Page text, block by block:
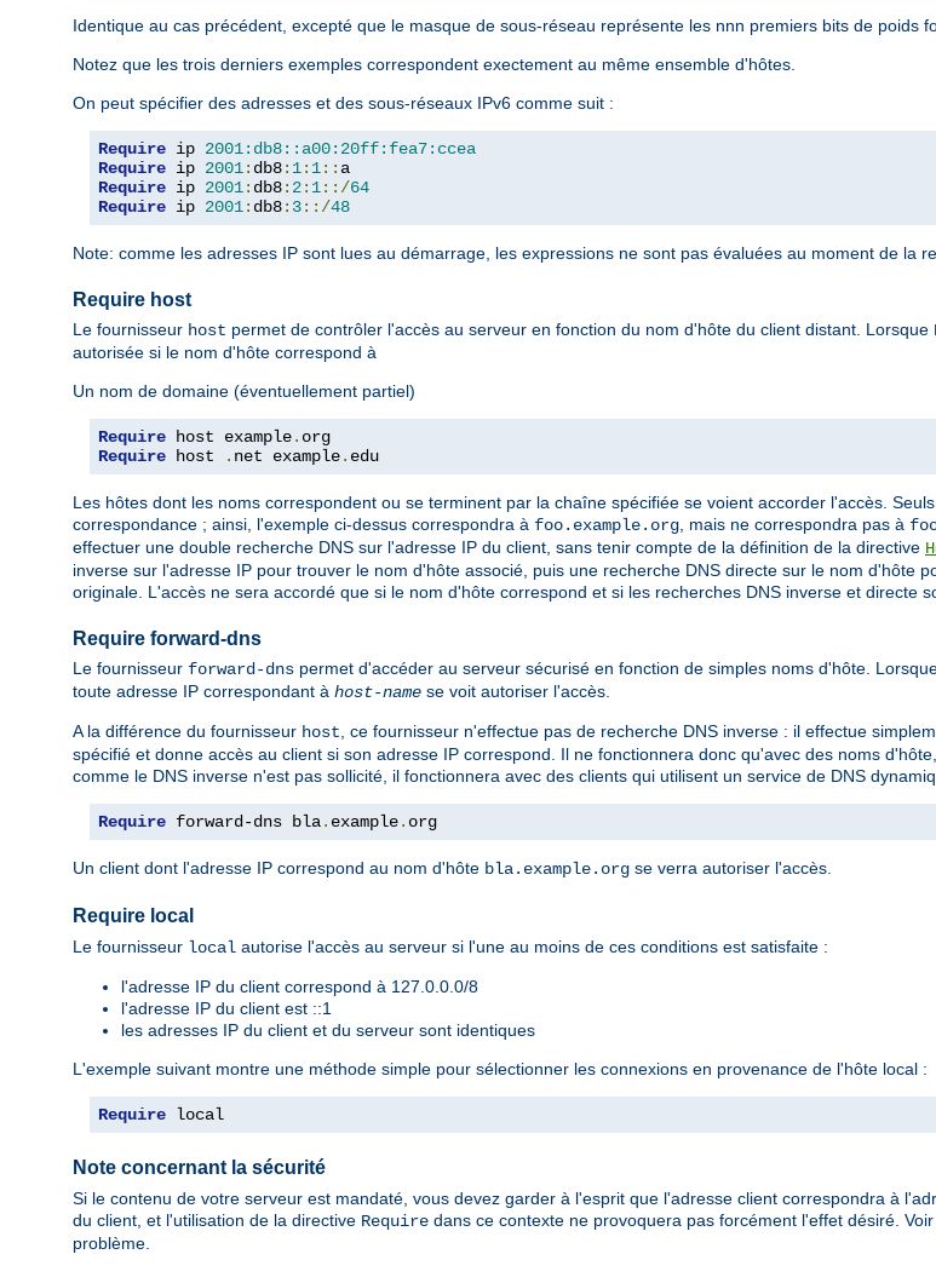
Identique au cas précédent, excepté que le masque de sous-réseau représente les nnn premiers bits de poids
Notez que les trois derniers exemples correspondent exectement au même ensemble d'hôtes.
On peut spécifier des adresses et des sous-réseaux IPv6 comme suit :
Require ip 2001:db8::a00:20ff:fea7:ccea
Require ip 2001: db8: 1: 1::
Require ip 2001: db8: 2: 1::/64
Require ip 2001: db8: 3::/48
Note: comme les adresses IP sont lues au démarrage, les expressions ne sont pas évaluées au moment de la
Require host
Le fournisseur host permet de contrôler l'accès au serveur en fonction du nom d'hôte du client distant. Lorsque
autorisée si le nom d'hôte correspond à
Un nom de domaine (éventuellement partiel)
Require host example.
Require host . net example. edu
Les hôtes dont les noms correspondent ou se terminent par la chaîne spécifiée se voient accorder l'accès.
correspondance ; ainsi, l'exemple ci-dessus correspondra à foo.example.org, mais ne correspondra pas à
effectuer une double recherche DNS sur l'adresse IP du client, sans tenir compte de la définition de la directive
inverse sur l'adresse IP pour trouver le nom d'hôte associé, puis une recherche DNS directe sur le nom d'hôte
originale. L'accès ne sera accordé que si le nom d'hôte correspond et si les recherches DNS inverse et directe
Require forward-dns
Le fournisseur forward-dns permet d'accéder au serveur sécurisé en fonction de simples noms d'hôte.
toute adresse IP correspondant à host-name se voit autoriser l'accès.
A la différence du fournisseur host, ce fournisseur n'effectue pas de recherche DNS inverse : il effectue
spécifié et donne accès au client si son adresse IP correspond. Il ne fonctionnera donc qu'avec des noms
comme le DNS inverse n'est pas sollicité, il fonctionnera avec des clients qui utilisent un service de DNS
Require forward-dns bla. example. org
Un client dont l'adresse IP correspond au nom d'hôte bla.example.org se verra autoriser l'accès.
Require local
Le fournisseur local autorise l'accès au serveur si l'une au moins de ces conditions est satisfaite :
l'adresse IP du client correspond à 127.0.0.0/8
l'adresse IP du client est ::1
les adresses IP du client et du serveur sont identiques
L'exemple suivant montre une méthode simple pour sélectionner les connexions en provenance de l'hôte local :
Require local
Note concernant la sécurité
Si le contenu de votre serveur est mandaté, vous devez garder à l'esprit que l'adresse client correspondra à
du client, et l'utilisation de la directive Require dans ce contexte ne provoquera pas forcément l'effet désiré. Voir
problème.